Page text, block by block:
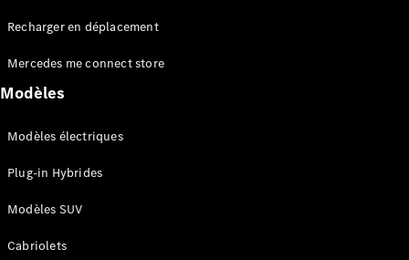
Recharger en déplacement
Mercedes me connect store
Modèles
Modèles électriques
Plug-in Hybrides
Modèles SUV
Cabriolets